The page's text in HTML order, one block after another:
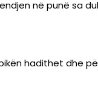
në punë sa
hadithet dhe